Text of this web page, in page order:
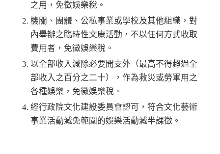
之用，免徵娛樂稅。
機關、團體、公私事業或學校及其他組織，對
內舉辦之臨時性文康活動，不以任何方式收取
費用者，免徵娛樂稅。
以全部收入減除必要開支外（最高不得超過全
部收入之百分之二十），作為救災或勞軍用之
各種娛樂，免徵娛樂稅。
經行政院文化建設委員會認可，符合文化藝術
事業活動減免範圍的娛樂活動減半課徵。